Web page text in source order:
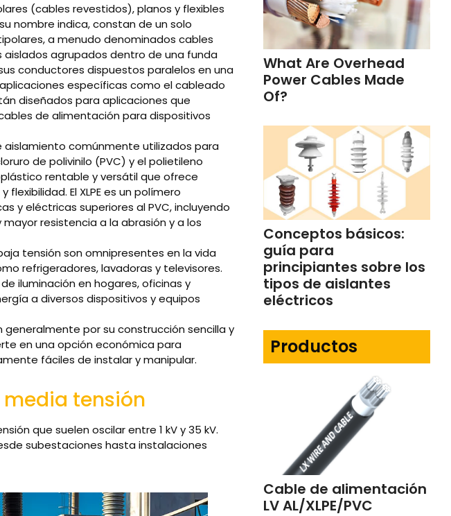
(cables revestidos), planos y flexibles
nombre indica, constan de un solo
a menudo denominados cables
agrupados dentro de una funda
conductores dispuestos paralelos en una
específicas como el cableado
diseñados para aplicaciones que
de alimentación para dispositivos
aislamiento comúnmente utilizados para
de polivinilo (PVC) y el polietileno
rentable y versátil que ofrece
El XLPE es un polímero
y eléctricas superiores al PVC, incluyendo
resistencia a la abrasión y a los
tensión son omnipresentes en la vida
refrigeradores, lavadoras y televisores.
iluminación en hogares, oficinas y
a diversos dispositivos y equipos
generalmente por su construcción sencilla y
en una opción económica para
fáciles de instalar y manipular.
tensión
que suelen oscilar entre 1 kV y 35 kV.
subestaciones hasta instalaciones
What Are Overhead
Power Cables Made
Of?
Conceptos básicos:
guía para
principiantes sobre los
tipos de aislantes
eléctricos
Productos
Cable de alimentación
LV AL/XLPE/PVC